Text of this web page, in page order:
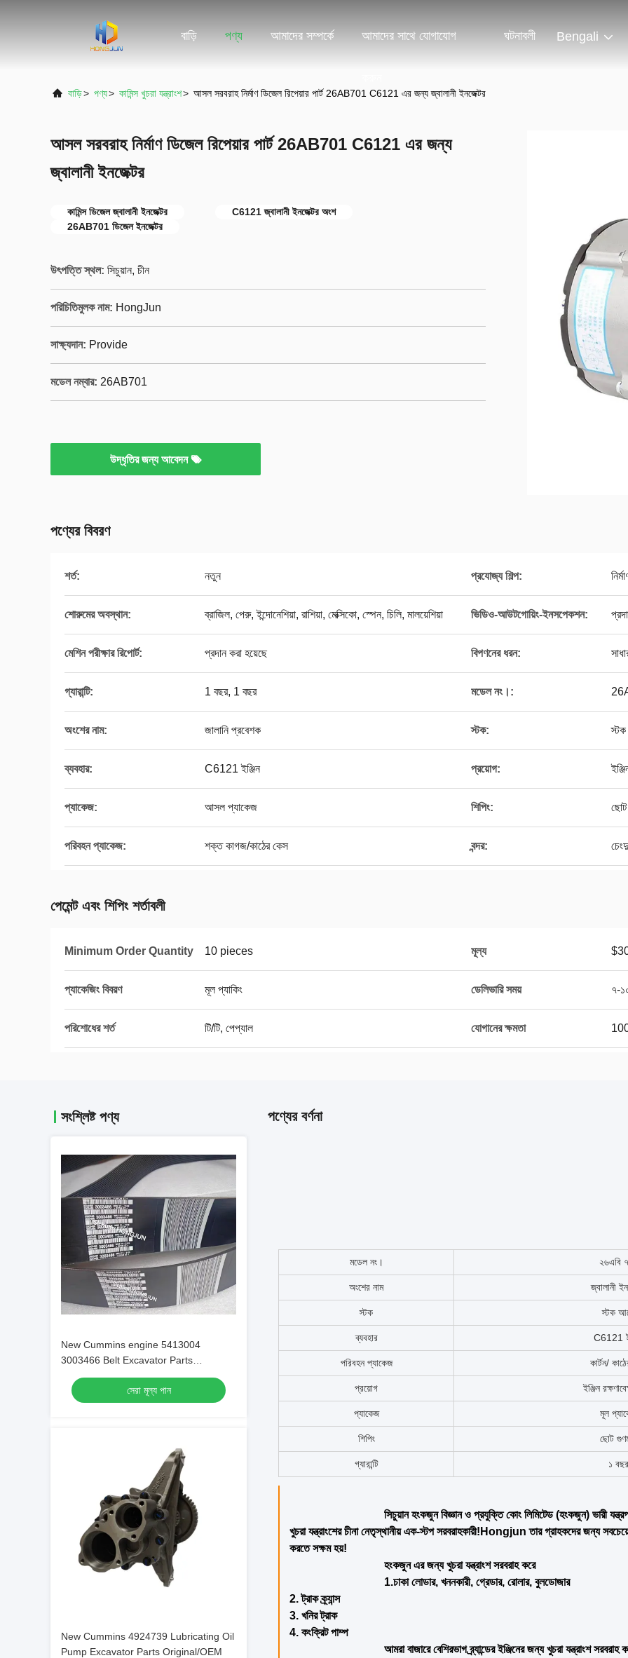
বাড়ি পণ্য আমাদের সম্পর্কে আমাদের সাথে যোগাযোগ ঘটনাবলী Bengali
বাড়ি> পণ্য> কামিন্স খুচরা যন্ত্রাংশ> আসল সরবরাহ নির্মাণ ডিজেল রিপেয়ার পার্ট 26AB701 C6121 এর জন্য জ্বালানী ইনজেক্টর
আসল সরবরাহ নির্মাণ ডিজেল রিপেয়ার পার্ট 26AB701 C6121 এর জন্য
জ্বালানী ইনজেক্টর
কামিন্স ডিজেল জ্বালানী ইনজেক্টর
C6121 জ্বালানী ইনজেক্টর অংশ
26AB701 ডিজেল ইনজেক্টর
উৎপত্তি স্থল: সিচুয়ান, চীন
পরিচিতিমুলক নাম: HongJun
সাক্ষ্যদান: Provide
মডেল নম্বার: 26AB701
উদ্ধৃতির জন্য আবেদন
পণ্যের বিবরণ
শর্ত: নতুন প্রযোজ্য শিল্প:
শোরুমের অবস্থান: ব্রাজিল, পেরু, ইন্দোনেশিয়া, রাশিয়া, মেক্সিকো, স্পেন, চিলি, মালয়েশিয়া ভিডিও-আউটগোয়িং-ইনসপেকশন:
মেশিন পরীক্ষার রিপোর্ট: প্রদান করা হয়েছে বিপণনের ধরন:
গ্যারান্টি: 1 বছর, 1 বছর মডেল নং।:
অংশের নাম: জালানি প্রবেশক স্টক: স্টক
ব্যবহার: C6121 ইঞ্জিন প্রয়োগ:
প্যাকেজ: আসল প্যাকেজ শিপিং:
পরিবহন প্যাকেজ: শক্ত কাগজ/কাঠের কেস বন্দর: চেংদু
পেমেন্ট এবং শিপিং শর্তাবলী
Minimum Order Quantity 10 pieces মূল্য
প্যাকেজিং বিবরণ মূল প্যাকিং ডেলিভারি সময় ৭-
পরিশোধের শর্ত টি/টি, পেপ্যাল যোগানের ক্ষমতা
সংশ্লিষ্ট পণ্য
New Cummins engine 5413004
3003466 Belt Excavator Parts
Original/OEM
সেরা মূল্য পান
New Cummins 4924739 Lubricating Oil
Pump Excavator Parts Original/OEM
পণ্যের বর্ণনা